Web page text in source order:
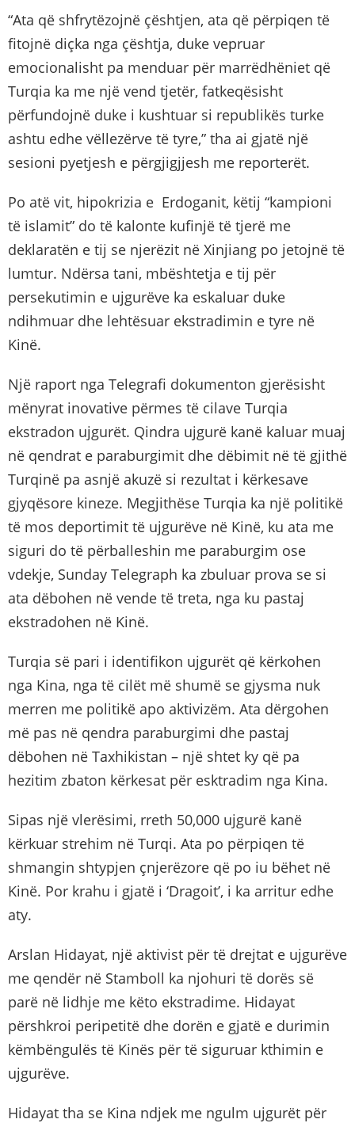
“Ata që shfrytëzojnë çështjen, ata që përpiqen të
fitojnë diçka nga çështja, duke vepruar
emocionalisht pa menduar për marrëdhëniet që
Turqia ka me një vend tjetër, fatkeqësisht
përfundojnë duke i kushtuar si republikës turke
ashtu edhe vëllezërve të tyre,” tha ai gjatë një
sesioni pyetjesh e përgjigjjesh me reporterët.
Po atë vit, hipokrizia e Erdoganit, këtij “kampioni
të islamit” do të kalonte kufinjë të tjerë me
deklaratën e tij se njerëzit në Xinjiang po jetojnë të
lumtur. Ndërsa tani, mbështetja e tij për
persekutimin e ujgurëve ka eskaluar duke
ndihmuar dhe lehtësuar ekstradimin e tyre në
Kinë.
Një raport nga Telegrafi dokumenton gjerësisht
mënyrat inovative përmes të cilave Turqia
ekstradon ujgurët. Qindra ujgurë kanë kaluar muaj
në qendrat e paraburgimit dhe dëbimit në të gjithë
Turqinë pa asnjë akuzë si rezultat i kërkesave
gjyqësore kineze. Megjithëse Turqia ka një politikë
të mos deportimit të ujgurëve në Kinë, ku ata me
siguri do të përballeshin me paraburgim ose
vdekje, Sunday Telegraph ka zbuluar prova se si
ata dëbohen në vende të treta, nga ku pastaj
ekstradohen në Kinë.
Turqia së pari i identifikon ujgurët që kërkohen
nga Kina, nga të cilët më shumë se gjysma nuk
merren me politikë apo aktivizëm. Ata dërgohen
më pas në qendra paraburgimi dhe pastaj
dëbohen në Taxhikistan – një shtet ky që pa
hezitim zbaton kërkesat për esktradim nga Kina.
Sipas një vlerësimi, rreth 50,000 ujgurë kanë
kërkuar strehim në Turqi. Ata po përpiqen të
shmangin shtypjen çnjerëzore që po iu bëhet në
Kinë. Por krahu i gjatë i ‘Dragoit’, i ka arritur edhe
aty.
Arslan Hidayat, një aktivist për të drejtat e ujgurëve
me qendër në Stamboll ka njohuri të dorës së
parë në lidhje me këto ekstradime. Hidayat
përshkroi peripetitë dhe dorën e gjatë e durimin
këmbëngulës të Kinës për të siguruar kthimin e
ujgurëve.
Hidayat tha se Kina ndjek me ngulm ujgurët për